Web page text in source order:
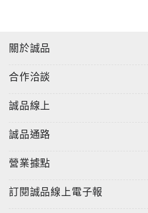
嗶嗶──各式花草、蔬果擬人造
將平凡植物結合天馬行空的創
色鉛筆技巧再晉級，讓繪畫小
步，運用幾何圖形、光影效果和
能創造出充滿生命力的卡哇依造
關於誠品
合作洽談
誠品線上
誠品通路
營業據點
訂閱誠品線上電子報